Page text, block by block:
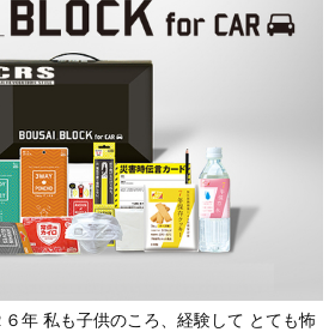
年 私も子供のころ、経験して とても怖